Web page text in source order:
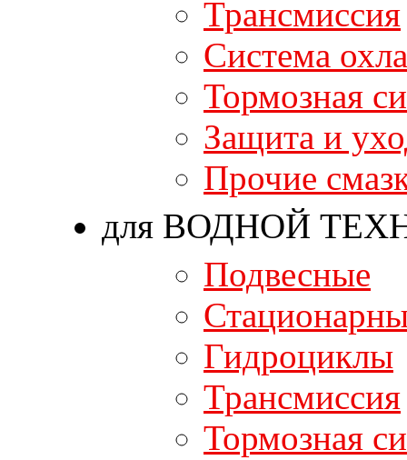
Трансмиссия
Система
Тормозная
Защита и
Прочие
для ВОДНОЙ
Подвесные
Гидроциклы
Трансмиссия
Тормозная